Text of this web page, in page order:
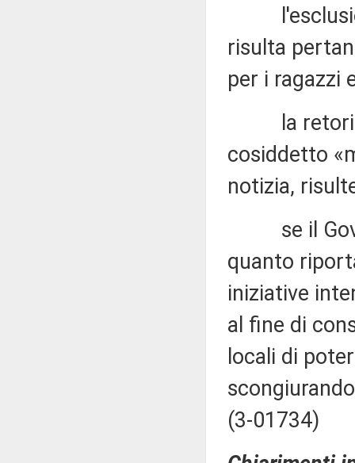
risulta
per i ragazzi
la retorica
cosiddetto
notizia,
se il
quanto
iniziative
al fine di
locali di
(3-01734)